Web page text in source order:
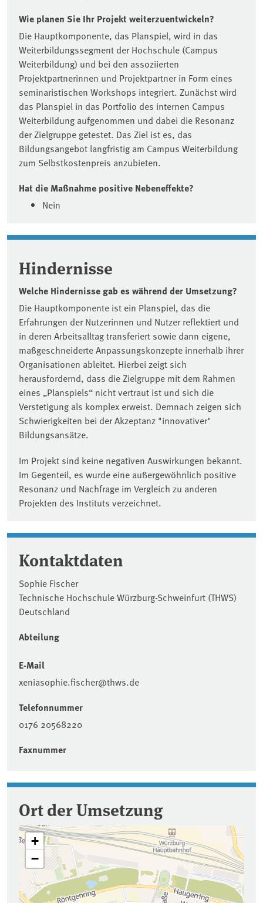
Wie planen Sie Ihr Projekt weiterzuentwickeln?
Die Hauptkomponente, das Planspiel, wird in das
Weiterbildungssegment der Hochschule (Campus
Weiterbildung) und bei den assoziierten
Projektpartnerinnen und Projektpartner in Form eines
seminaristischen Workshops integriert. Zunächst wird
das Planspiel in das Portfolio des internen Campus
Weiterbildung aufgenommen und dabei die Resonanz
der Zielgruppe getestet. Das Ziel ist es, das
Bildungsangebot langfristig am Campus Weiterbildung
zum Selbstkostenpreis anzubieten.
Hat die Maßnahme positive Nebeneffekte?
Nein
Hindernisse
Welche Hindernisse gab es während der Umsetzung?
Die Hauptkomponente ist ein Planspiel, das die
Erfahrungen der Nutzerinnen und Nutzer reflektiert und
in deren Arbeitsalltag transferiert sowie dann eigene,
maßgeschneiderte Anpassungskonzepte innerhalb ihrer
Organisationen ableitet. Hierbei zeigt sich
herausfordernd, dass die Zielgruppe mit dem Rahmen
eines „Planspiels“ nicht vertraut ist und sich die
Verstetigung als komplex erweist. Demnach zeigen sich
Schwierigkeiten bei der Akzeptanz "innovativer"
Bildungsansätze.
Im Projekt sind keine negativen Auswirkungen bekannt.
Im Gegenteil, es wurde eine außergewöhnlich positive
Resonanz und Nachfrage im Vergleich zu anderen
Projekten des Instituts verzeichnet.
Kontaktdaten
Sophie Fischer
Technische Hochschule Würzburg-Schweinfurt (THWS)
Deutschland
Abteilung
E-Mail
xeniasophie.fischer@thws.de
Telefonnummer
0176 20568220
Faxnummer
Ort der Umsetzung
+
−